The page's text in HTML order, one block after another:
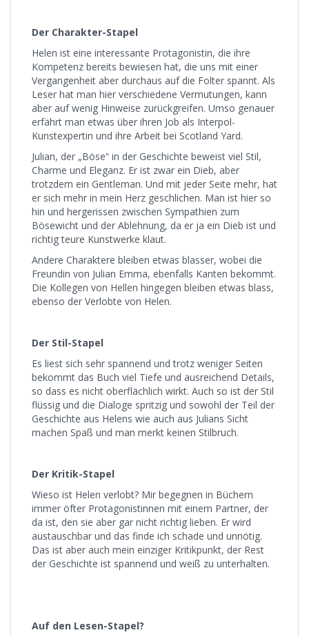
Der Charakter-Stapel
Helen ist eine interessante Protagonistin, die ihre
Kompetenz bereits bewiesen hat, die uns mit einer
Vergangenheit aber durchaus auf die Folter spannt. Als
Leser hat man hier verschiedene Vermutungen, kann
aber auf wenig Hinweise zurückgreifen. Umso genauer
erfährt man etwas über ihren Job als Interpol-
Kunstexpertin und ihre Arbeit bei Scotland Yard.
Julian, der „Böse“ in der Geschichte beweist viel Stil,
Charme und Eleganz. Er ist zwar ein Dieb, aber
trotzdem ein Gentleman. Und mit jeder Seite mehr, hat
er sich mehr in mein Herz geschlichen. Man ist hier so
hin und hergerissen zwischen Sympathien zum
Bösewicht und der Ablehnung, da er ja ein Dieb ist und
richtig teure Kunstwerke klaut.
Andere Charaktere bleiben etwas blasser, wobei die
Freundin von Julian Emma, ebenfalls Kanten bekommt.
Die Kollegen von Hellen hingegen bleiben etwas blass,
ebenso der Verlobte von Helen.
Der Stil-Stapel
Es liest sich sehr spannend und trotz weniger Seiten
bekommt das Buch viel Tiefe und ausreichend Details,
so dass es nicht oberflächlich wirkt. Auch so ist der Stil
flüssig und die Dialoge spritzig und sowohl der Teil der
Geschichte aus Helens wie auch aus Julians Sicht
machen Spaß und man merkt keinen Stilbruch.
Der Kritik-Stapel
Wieso ist Helen verlobt? Mir begegnen in Büchern
immer öfter Protagonistinnen mit einem Partner, der
da ist, den sie aber gar nicht richtig lieben. Er wird
austauschbar und das finde ich schade und unnötig.
Das ist aber auch mein einziger Kritikpunkt, der Rest
der Geschichte ist spannend und weiß zu unterhalten.
Auf den Lesen-Stapel?